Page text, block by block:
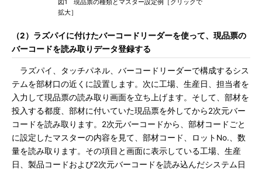
図1 現品票の種類とマスター設定例［クリックで
拡大］
（2）ラズパイに付けたバーコードリーダーを使って、現品票の
バーコードを読み取りデータ登録する
ラズパイ、タッチパネル、バーコードリーダーで構成するシス
テムを部材口の近くに設置します。次に工場、生産日、担当者を
入力して現品票の読み取り画面を立ち上げます。そして、部材を
投入する都度、部材に付いていた現品票を外してから2次元バー
コードを読み取ります。2次元バーコードから、部材コードごと
に設定したマスターの内容を見て、部材コード、ロットNo.、数
量を読み取ります。その項目と画面に表示している工場、生産
日、製品コードおよび2次元バーコードを読み込んだシステム日